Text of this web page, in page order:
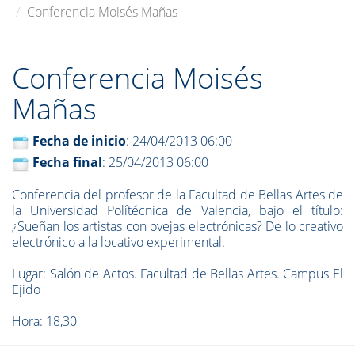
Conferencia Moisés Mañas
Conferencia Moisés
Mañas
Fecha de inicio: 24/04/2013 06:00
Fecha final: 25/04/2013 06:00
Conferencia del profesor de la Facultad de Bellas Artes de
la Universidad Polítécnica de Valencia, bajo el título:
¿Sueñan los artistas con ovejas electrónicas? De lo creativo
electrónico a la locativo experimental.
Lugar: Salón de Actos. Facultad de Bellas Artes. Campus El
Ejido
Hora: 18,30